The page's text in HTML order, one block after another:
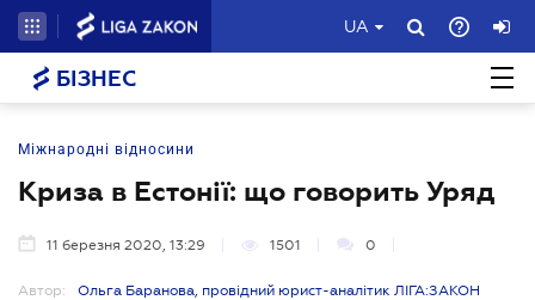
UA
БІЗНЕС
Міжнародні відносини
Криза в Естонії: що говорить Уряд
11 березня 2020, 13:29 1501 0
Автор:
Ольга Баранова, провідний юрист-аналітик ЛІГА:ЗАКОН